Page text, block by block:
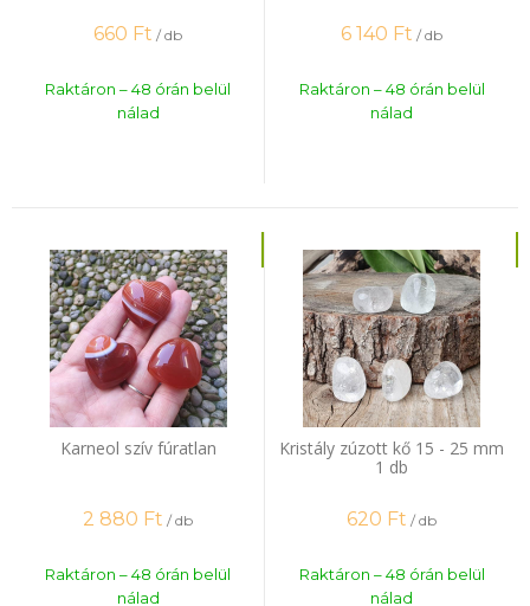
660 Ft / db
Raktáron – 48 órán belül
nálad
6 140 Ft / db
Raktáron – 48 órán belül
nálad
Karneol szív fúratlan
2 880 Ft / db
Raktáron – 48 órán belül
nálad
Kristály zúzott kő 15 - 25 mm
1 db
620 Ft / db
Raktáron – 48 órán belül
nálad